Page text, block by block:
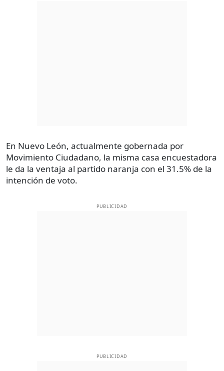
En Nuevo León, actualmente gobernada por
Movimiento Ciudadano, la misma casa encuestadora
le da la ventaja al partido naranja con el 31.5% de la
intención de voto.
PUBLICIDAD
PUBLICIDAD